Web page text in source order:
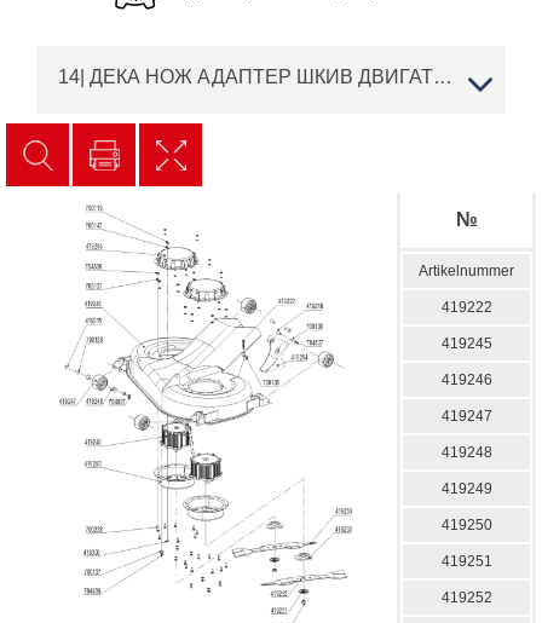
14| ДЕКА НОЖ АДАПТЕР ШКИВ ДВИГАТЕЛЬ | Solo by AL-KO E-Райдер R 85.1 Артикул: 127617 | Запчасти | Ремонт
№
Artikelnummer
419222
419245
419246
419247
419248
419249
419250
419251
419252